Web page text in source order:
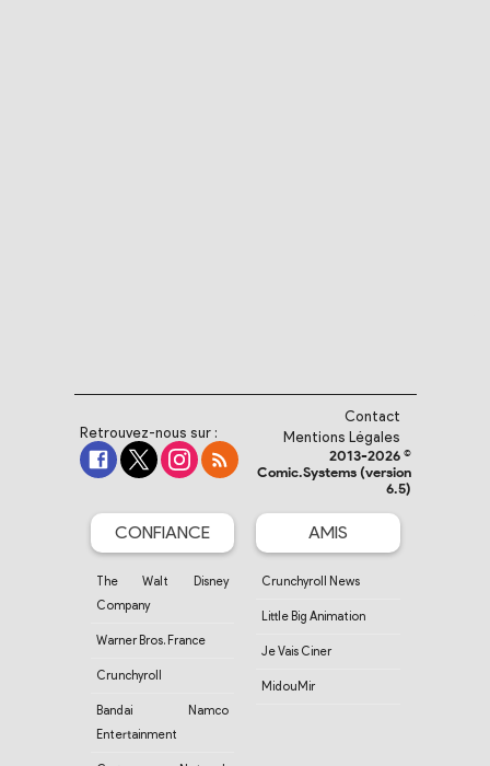
Retrouvez-nous sur :
Contact
Mentions Légales
2013-2026 ©
Comic.Systems (version
6.5)
CONFIANCE
The Walt Disney
Company
Warner Bros. France
Crunchyroll
Bandai Namco
Entertainment
AMIS
Crunchyroll News
Little Big Animation
Je Vais Ciner
MidouMir